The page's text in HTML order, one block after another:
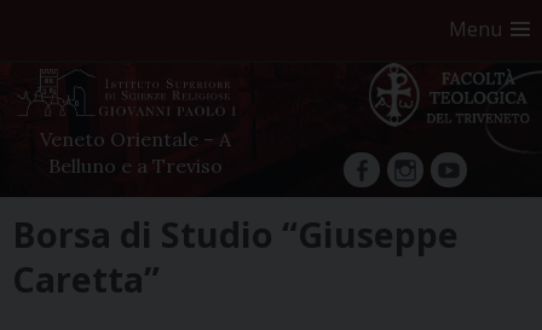
Menu
Veneto Orientale – A
Belluno e a Treviso
facebookInstagram
YouTube
content
Borsa di Studio “Giuseppe
Caretta”